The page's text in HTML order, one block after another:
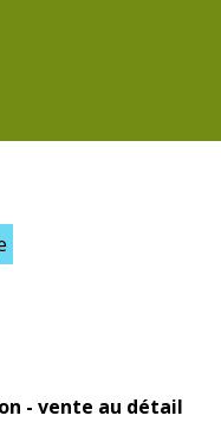
- vente au détail